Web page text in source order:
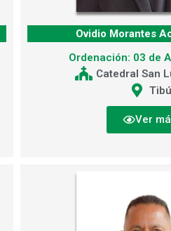
Ovidio Morantes
Ordenación: 03 de
Catedral San
Tibú
Ver